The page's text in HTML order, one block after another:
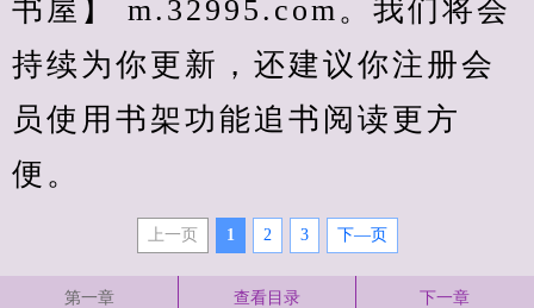
书屋】 m.32995.com。我们将会
持续为你更新，还建议你注册会
员使用书架功能追书阅读更方
便。
上一页 1 2 3 下—页
第一章 查看目录 下一章